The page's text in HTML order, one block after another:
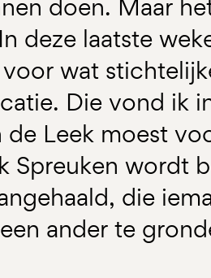
doen. Maar
deze laatste
wat
Die vond ik
de Leek moest
Spreuken wordt
die
ander te